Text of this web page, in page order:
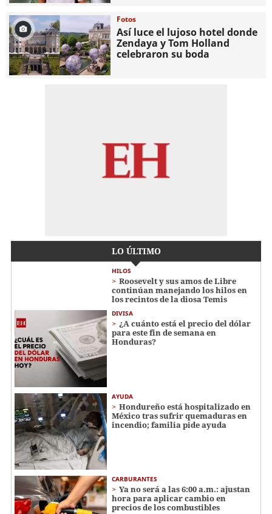
Fotos
Así luce el lujoso hotel donde
Zendaya y Tom Holland
celebraron su boda
LO ÚLTIMO
HILOS
Roosevelt y sus amos de Libre
continúan manejando los hilos en
los recintos de la diosa Temis
DIVISA
¿A cuánto está el precio del dólar
para este fin de semana en
Honduras?
AYUDA
Hondureño está hospitalizado en
México tras sufrir quemaduras en
incendio; familia pide ayuda
CARBURANTES
Ya no será a las 6:00 a.m.: ajustan
hora para aplicar cambio en
precios de los combustibles